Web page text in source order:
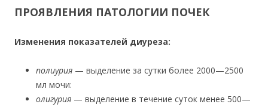
ПРОЯВЛЕНИЯ ПАТОЛОГИИ ПОЧЕК
Изменения показателей диуреза:
полиурия — выделение за сутки более 2000—2500
мл мочи:
олигурия — выделение в течение суток менее 500—